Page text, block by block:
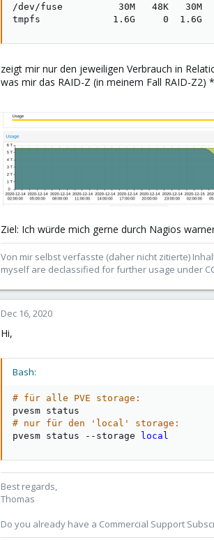
/dev/fuse          30M   48K   30M
tmpfs             1.6G     0  1.6G
zeigt mir nur den jeweiligen Verbrauch in
was mir das RAID-Z (in meinem Fall RAID-
Ziel: Ich würde mich gerne durch Nagios
Von mir selbst verfasste (daher nicht zitierte)
myself are declassified for further usage under CC
Dec 16, 2020
Hi,
Bash:
# für alle PVE storage:
# nur für den 'local' storage:
pvesm status --storage
local
Best regards,
Thomas
Do you already have a Commercial Support